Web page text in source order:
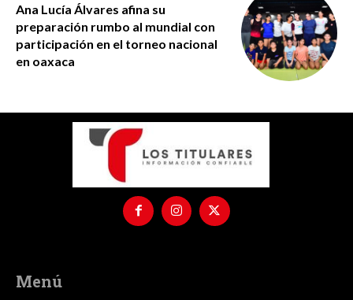
Ana Lucía Álvares afina su
preparación rumbo al mundial con
participación en el torneo nacional
en oaxaca
Menú